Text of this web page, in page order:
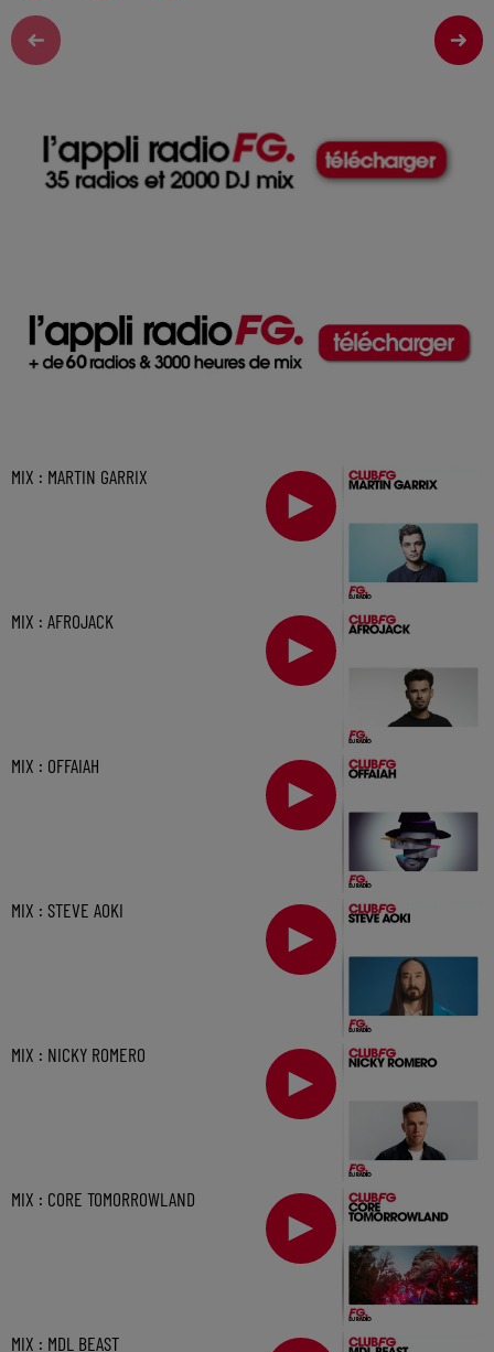
MIX : MARTIN GARRIX
MIX : AFROJACK
MIX : OFFAIAH
MIX : STEVE AOKI
MIX : NICKY ROMERO
MIX : CORE TOMORROWLAND
MIX : MDL BEAST